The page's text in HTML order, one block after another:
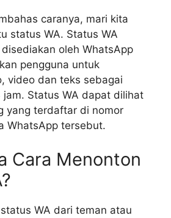
caranya, mari kita
status WA. Status WA
oleh WhatsApp
pengguna untuk
video dan teks sebagai
Status WA dapat dilihat
yang terdaftar di nomor
WhatsApp tersebut.
Cara Menonton
WA dari teman atau